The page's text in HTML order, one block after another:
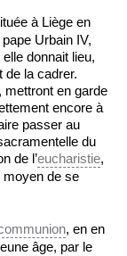
à Liège en
Urbain IV,
donnait lieu,
de la cadrer.
mettront en garde
encore à
passer au
du
de l’eucharistie,
de se
, en en
âge, par le